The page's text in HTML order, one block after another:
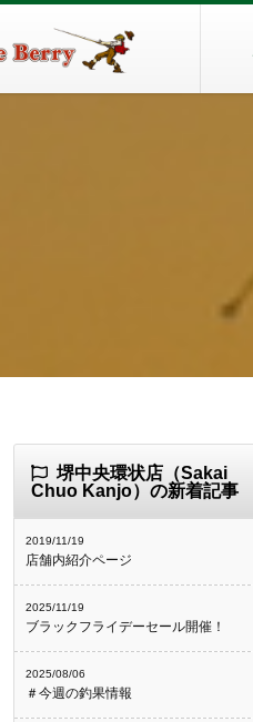
堺中央環状店（Sakai
Chuo Kanjo）の新着記事
2019/11/19
店舗内紹介ページ
2025/11/19
ブラックフライデーセール開催！
2025/08/06
＃今週の釣果情報